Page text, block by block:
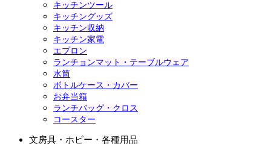
キッチンツール
キッチングッズ
キッチン収納
キッチン家電
エプロン
ランチョンマット・テーブルウェア
水筒
ボトルケース・カバー
お弁当箱
ランチバッグ・クロス
コースター
文房具・ホビー・各種用品